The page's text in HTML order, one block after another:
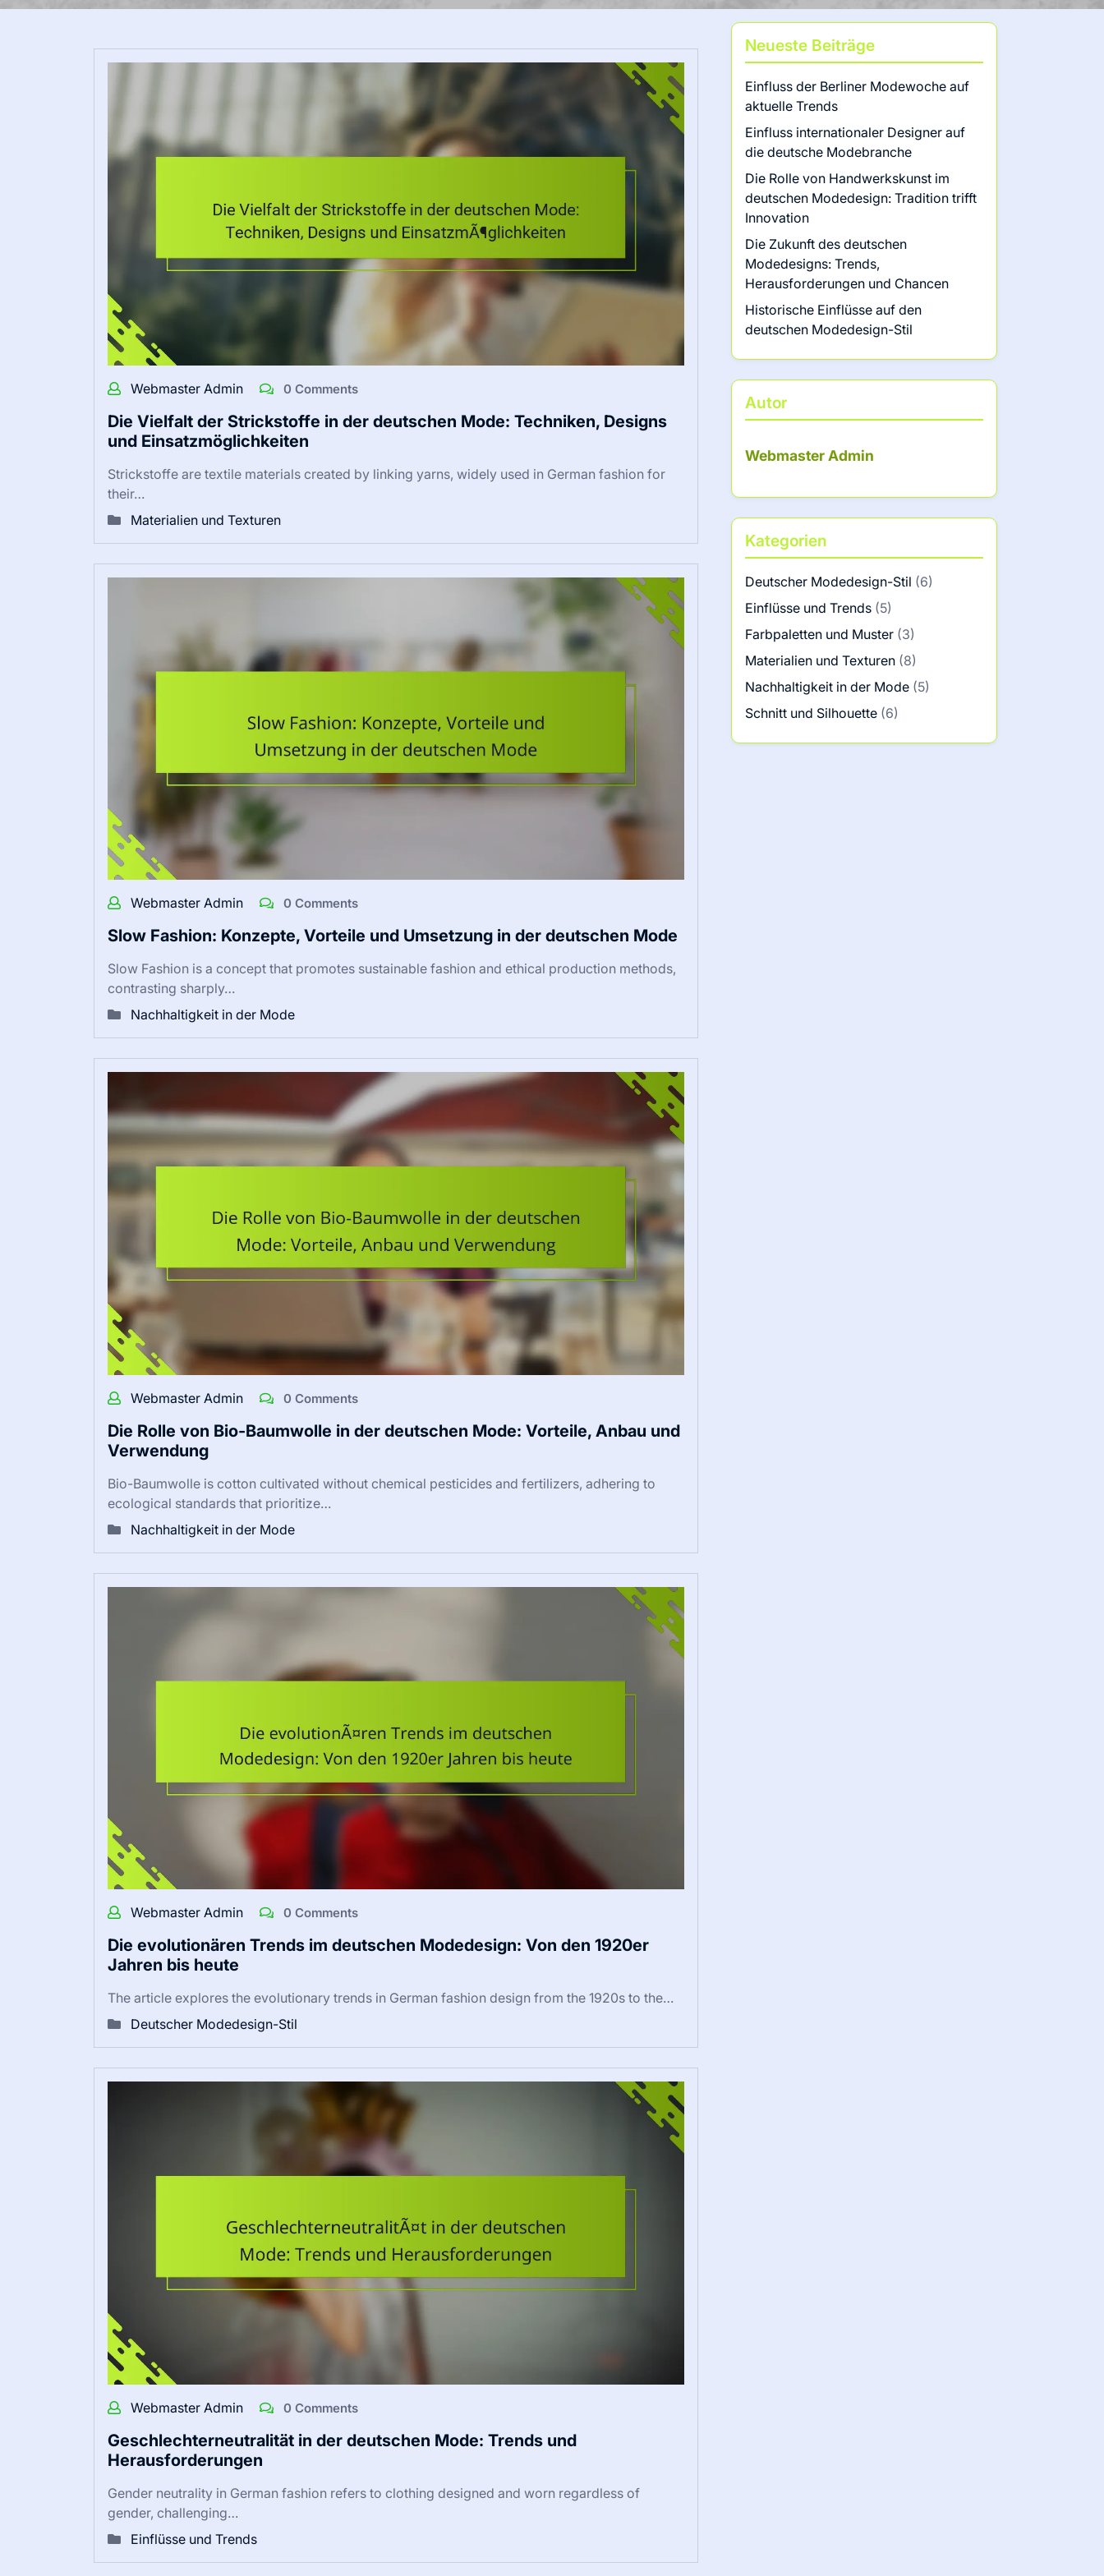
Webmaster Admin 0 Comments
Die Vielfalt der Strickstoffe in der deutschen Mode: Techniken, Designs
und Einsatzmöglichkeiten
Strickstoffe are textile materials created by linking yarns, widely used in German fashion for
their…
Materialien und Texturen
Webmaster Admin 0 Comments
Slow Fashion: Konzepte, Vorteile und Umsetzung in der deutschen Mode
Slow Fashion is a concept that promotes sustainable fashion and ethical production methods,
contrasting sharply…
Nachhaltigkeit in der Mode
Webmaster Admin 0 Comments
Die Rolle von Bio-Baumwolle in der deutschen Mode: Vorteile, Anbau und
Verwendung
Bio-Baumwolle is cotton cultivated without chemical pesticides and fertilizers, adhering to
ecological standards that prioritize…
Nachhaltigkeit in der Mode
Webmaster Admin 0 Comments
Die evolutionären Trends im deutschen Modedesign: Von den 1920er
Jahren bis heute
The article explores the evolutionary trends in German fashion design from the 1920s to the…
Deutscher Modedesign-Stil
Webmaster Admin 0 Comments
Geschlechterneutralität in der deutschen Mode: Trends und
Herausforderungen
Gender neutrality in German fashion refers to clothing designed and worn regardless of
gender, challenging…
Einflüsse und Trends
Neueste Beiträge
Einfluss der Berliner Modewoche auf
aktuelle Trends
Einfluss internationaler Designer auf
die deutsche Modebranche
Die Rolle von Handwerkskunst im
deutschen Modedesign: Tradition trifft
Innovation
Die Zukunft des deutschen
Modedesigns: Trends,
Herausforderungen und Chancen
Historische Einflüsse auf den
deutschen Modedesign-Stil
Autor
Webmaster Admin
Kategorien
Deutscher Modedesign-Stil (6)
Einflüsse und Trends (5)
Farbpaletten und Muster (3)
Materialien und Texturen (8)
Nachhaltigkeit in der Mode (5)
Schnitt und Silhouette (6)